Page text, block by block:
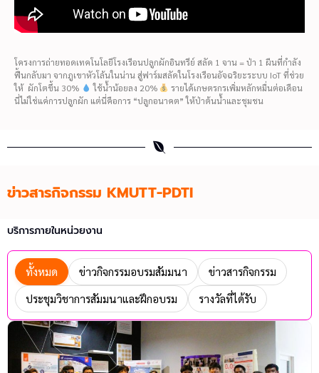
โครงการถ่ายทอดเทคโนโลยีโรงเรือนปลูกผักอินทรีย์ สลัด 1 จาน = ป่า 1 ผืนที่กำลัง
ฟื้นกลับมา จากภูเขาหัวโล้นในน่าน สู่ฟาร์มสลัดในโรงเรือนอัจฉริยะระบบ IoT ที่ช่วย
ให้ ผักโตขึ้น 30%
ใช้น้ำน้อยลง 20%
รายได้เกษตรกรเพิ่มหลักหมื่นต่อเดือน
นี่ไม่ใช่แค่การปลูกผัก แต่นี่คือการ “ปลูกอนาคต” ให้ป่าต้นน้ำและชุมชน
ข่าวสารกิจกรรม KMUTT-PDTI
บริการภายในหน่วยงาน
ทั้งหมด ข่าวกิจกรรมอบรมสัมมนา
ข่าวสารกิจกรรม
ประชุมวิชาการสัมมนาและฝึกอบรม
รางวัลที่ได้รับ